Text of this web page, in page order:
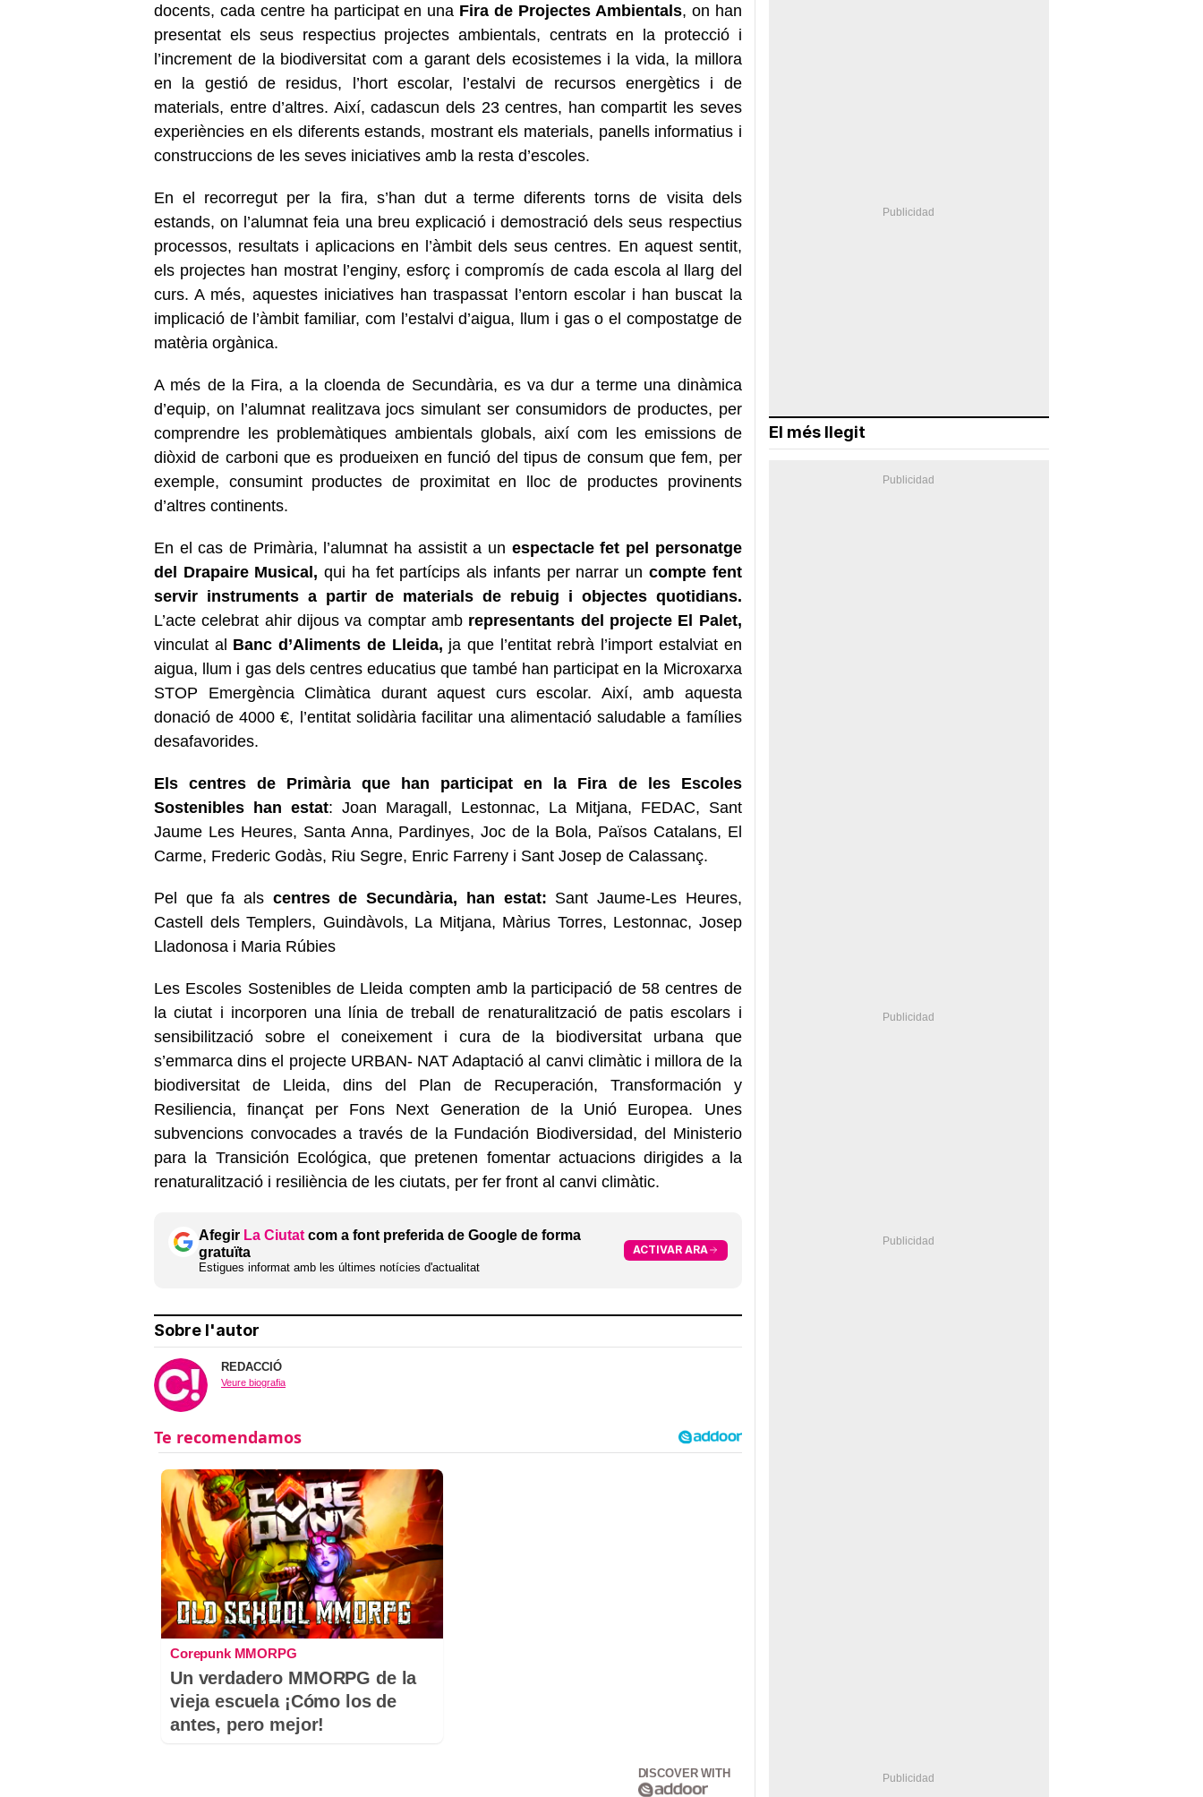
docents, cada centre ha participat en una Fira de Projectes Ambientals, on han
presentat els seus respectius projectes ambientals, centrats en la protecció i
l’increment de la biodiversitat com a garant dels ecosistemes i la vida, la millora
en la gestió de residus, l’hort escolar, l’estalvi de recursos energètics i de
materials, entre d’altres. Així, cadascun dels 23 centres, han compartit les seves
experiències en els diferents estands, mostrant els materials, panells informatius i
construccions de les seves iniciatives amb la resta d’escoles.
En el recorregut per la fira, s’han dut a terme diferents torns de visita dels
estands, on l’alumnat feia una breu explicació i demostració dels seus respectius
processos, resultats i aplicacions en l’àmbit dels seus centres. En aquest sentit,
els projectes han mostrat l’enginy, esforç i compromís de cada escola al llarg del
curs. A més, aquestes iniciatives han traspassat l’entorn escolar i han buscat la
implicació de l’àmbit familiar, com l’estalvi d’aigua, llum i gas o el compostatge de
matèria orgànica.
A més de la Fira, a la cloenda de Secundària, es va dur a terme una dinàmica
d’equip, on l’alumnat realitzava jocs simulant ser consumidors de productes, per
comprendre les problemàtiques ambientals globals, així com les emissions de
diòxid de carboni que es produeixen en funció del tipus de consum que fem, per
exemple, consumint productes de proximitat en lloc de productes provinents
d’altres continents.
En el cas de Primària, l’alumnat ha assistit a un espectacle fet pel personatge
del Drapaire Musical, qui ha fet partícips als infants per narrar un compte fent
servir instruments a partir de materials de rebuig i objectes quotidians.
L’acte celebrat ahir dijous va comptar amb representants del projecte El Palet,
vinculat al Banc d’Aliments de Lleida, ja que l’entitat rebrà l’import estalviat en
aigua, llum i gas dels centres educatius que també han participat en la Microxarxa
STOP Emergència Climàtica durant aquest curs escolar. Així, amb aquesta
donació de 4000 €, l’entitat solidària facilitar una alimentació saludable a famílies
desafavorides.
Els centres de Primària que han participat en la Fira de les Escoles
Sostenibles han estat: Joan Maragall, Lestonnac, La Mitjana, FEDAC, Sant
Jaume Les Heures, Santa Anna, Pardinyes, Joc de la Bola, Països Catalans, El
Carme, Frederic Godàs, Riu Segre, Enric Farreny i Sant Josep de Calassanç.
Pel que fa als centres de Secundària, han estat: Sant Jaume-Les Heures,
Castell dels Templers, Guindàvols, La Mitjana, Màrius Torres, Lestonnac, Josep
Lladonosa i Maria Rúbies
Les Escoles Sostenibles de Lleida compten amb la participació de 58 centres de
la ciutat i incorporen una línia de treball de renaturalització de patis escolars i
sensibilització sobre el coneixement i cura de la biodiversitat urbana que
s’emmarca dins el projecte URBAN- NAT Adaptació al canvi climàtic i millora de la
biodiversitat de Lleida, dins del Plan de Recuperación, Transformación y
Resiliencia, finançat per Fons Next Generation de la Unió Europea. Unes
subvencions convocades a través de la Fundación Biodiversidad, del Ministerio
para la Transición Ecológica, que pretenen fomentar actuacions dirigides a la
renaturalització i resiliència de les ciutats, per fer front al canvi climàtic.
Afegir La Ciutat com a font preferida de Google de forma
gratuïta
Estigues informat amb les últimes notícies d'actualitat
ACTIVAR ARA
Sobre l'autor
REDACCIÓ
Veure biografia
Corepunk MMORPG
Un verdadero MMORPG de la
vieja escuela ¡Cómo los de
antes, pero mejor!
DISCOVER WITH
El més llegit